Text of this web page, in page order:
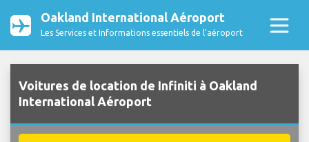
Oakland International Aéroport
Les Services et Informations essentiels de l’aéroport
Voitures de location de Infiniti à Oakland
International Aéroport